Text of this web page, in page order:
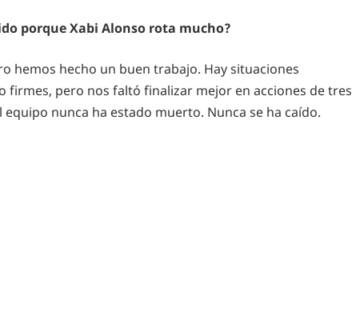
porque Xabi Alonso rota mucho?
hemos hecho un buen trabajo. Hay situaciones
firmes, pero nos faltó finalizar mejor en acciones de tres
nunca ha estado muerto. Nunca se ha caído.